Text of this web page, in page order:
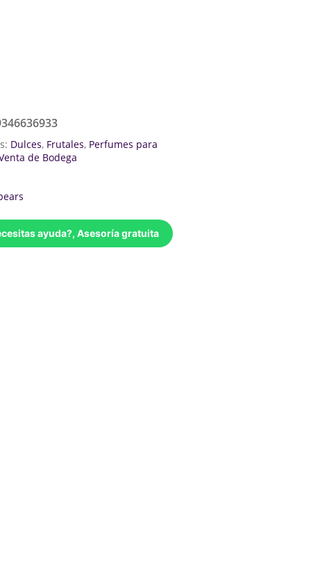
Dulces, Frutales, Perfumes para
de Bodega
ayuda?, Asesoría gratuita